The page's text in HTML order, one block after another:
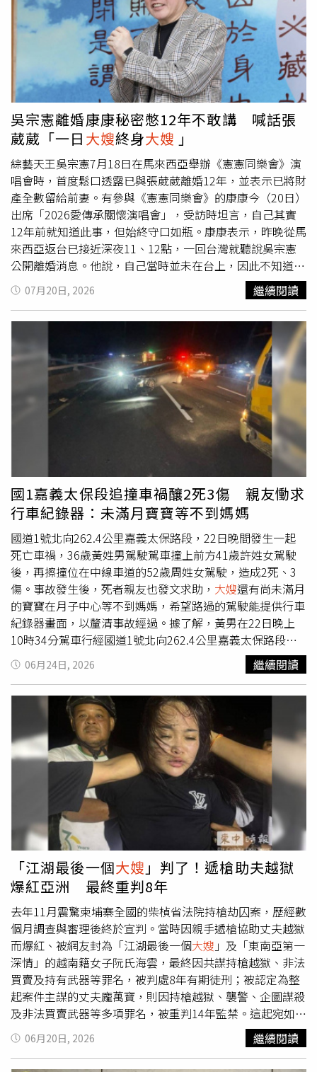
蹤，父母哥哥已不在人世，弟弟住國外聯絡不上，沒有其他
家人可以伸出援手，家長職責只能落在媽媽身上，才不得不
將監護權委託給王家舜。合議庭認為，張芳馨基於考量小孩
的最佳利益，想確認孩子在王家舜那邊過得好不好，是不是
待在一個適合安全成長的環境，社會局作為主管機關，有義
務照顧保護張芳馨的子女，也有責任協助張芳馨行使親權。
台北高等行政法院判准張芳馨調取子女的追蹤紀錄及評估報
告。（圖／侯世駿攝）北高行表示，既然張芳馨坐牢，不易
得知子女近況，社會局更應該幫她善盡媽媽的責任，張芳馨
申請複製本案文件具有正當理由，因此判決社會局提供社工
服務紀錄、評估報告、兒少事件通報表、家防中心調查記
錄、社工與教師談話記錄、社工探監討論子女事務的訪談紀
錄。新北市社會局回應，社工個案紀錄為社會局內部文件，
實務上不對外提供，惟法院判決後，社會局即依照法院判決
提供相關資料。張芳馨的委任律師證實，在判決確定後，新
北市社會局已依照判決提供文件了。
她到神明桌前面，假裝談事情實則動手殺人，先推倒葉秀
鳳，拿膠帶綑綁口鼻三到四十圈，再拿啞鈴猛敲數葉秀鳳頭
部數十下，後來發現葉秀鳳還沒斷氣再拖進浴室，將她的頭
部浸泡在臉盆內溺死。為了掩藏屍臭味，張芳馨買36包乾拌
水泥砂回家調水，分三天「施工」水泥塚，直到葉秀鳳的公
司老闆得知她沒上班也沒參加路跑活動，報警找到家裡，才
揭露這件水泥封屍案。一審宣判前5天，張芳馨跟葉秀鳳的
弟弟達成和解，須在15年內給付400萬元，新北地院以家暴
殺人罪量處無期徒刑，但後來張芳馨和解金一毛都沒付。案
件到了高等法院，張芳馨跟法官說，之前做月薪2萬4的清潔
工，現在又被關，無力支付400萬元。張芳馨為撤銷無期徒
刑，向法院主張應傳喚她小孩。（圖／AI示意圖）辯護律師
為求二審輕判，上訴主張葉秀鳳已死，張芳馨沒有再犯的可
能性；律師還搬出張芳馨的子女，如果繼續判媽媽無期徒
刑，無法早日回歸家庭及社會，即使有機會假釋，也會因為
是無期徒刑，小孩無從預測媽媽何時回家，應改判有期徒
刑。張芳馨律師團在訴訟策略中引用聯合國兒童權利公約。
（圖／報系資料照）高院仍判張芳馨無期徒刑，律師團上訴
最高法院時，訴訟主張再度提及張芳馨的孩子，既然二審認
同張芳馨是未成年子女的主要照顧者，依據聯合國兒童權利
公約，應考量未成年子女最佳利益，高院法官卻沒給張芳馨
小孩表達意見的機會，沒顧到她和子女的生活狀況，也沒提
及孩童權利的保護，因此二審判決違背兒童權利公約。最高
院合議庭認為，除非兒童是性侵、受虐等刑事案件被害者，
或者跟兒童監護教養有關的案件，才需要維護他們發表意見
的權利，如果是兒童的父母犯罪，不找孩子出庭陳述並不違
法，再審酌水泥封屍案的手法兇殘，最終在2019年駁回張
吳宗憲離婚康康秘密憋12年不敢講 喊話張
葳葳「一日 大嫂終身大嫂 」
綜藝天王吳宗憲7月18日在馬來西亞舉辦《憲憲同樂會》演
唱會時，首度鬆口透露已與張葳葳離婚12年，並表示已將財
產全數留給前妻。有參與《憲憲同樂會》的康康今（20日）
出席「2026愛傳承關懷演唱會」，受訪時坦言，自己其實
12年前就知道此事，但始終守口如瓶。康康表示，昨晚從馬
來西亞返台已接近深夜11、12點，一回台灣就聽說吳宗憲
公開離婚消息。他說，自己當時並未在台上，因此不知道吳
宗憲有提到離婚一事，後來才向坐在台下觀看演出的太太確
認。康康轉述，吳宗憲在台上提到，已將離婚贍養費、房產
等都留給前妻，「以美金計算，還有不知道幾坪的房子」，
並親口表示兩人早在12年前就已離婚。談到自己早已知情，
康康笑說：「對！他離婚那一天我就知道。」他回憶，當時
吳宗憲還特別對他說：「我只跟你一個人講。」但康康心
想：「不可能只跟我一個人講嘛，萬一真的只跟我一個人
講，我馬上講出去，不就變冤大頭？」因此12年來始終守口
如瓶。康康也打趣表示，這12年間早已習慣吳宗憲身邊發生
各種事情，「說真的也沒什麼，因為他結婚我都不知道了，
我怎麼會知道他離婚。」他還搞笑表示，吳宗憲結婚時自己
都還沒進演藝圈，「他說周杰倫結婚沒有發帖子給他，他也
沒有發帖子給周杰倫，所以事情演變就是一切都很正常。」
不過，相較於離婚消息，真正讓康康意外的，反而是吳宗憲
演出後缺席慶功宴。他透露，當時得知吳宗憲一直拉肚子、
身體不舒服，但仍硬撐完成長達兩個半小時的演唱會，「我
跟憲哥認識30年，他從來沒有因為身體不舒服缺席工作，所
以那時候我就有一種不祥的感覺，很怕又失去一位巨星」，
所幸如今只是身體不適，讓他鬆了一口氣。至於吳宗憲為何
選在馬來西亞演唱會公開離婚消息，康康坦言自己也不知
道，「而且怎麼會選擇在馬來西亞？他應該選擇在新節目的
時候來講」。康康認為，既然婚姻已走到盡頭，就彼此祝
福，也透露吳宗憲過去一直很自豪自己是演藝圈大哥中唯一
沒有離婚的人，「他的意思就是張菲、胡瓜、澎恰恰、許效
舜都離過婚」。至於未來若再見到張葳葳，康康表示仍會照
舊稱呼對方「大嫂」，笑說：「一日為大嫂
。」被問最近是否還有見到張葳葳，他則幽默回應：「很
久了，大概12年。」康康轉述，吳宗憲在台上提到，已將離
婚贍養費、房產等都留給前妻張葳葳。（圖／報系資料照）
07月20日, 2026 繼續閱讀
國1嘉義太保段追撞車禍釀2死3傷 親友慟求
行車紀錄器：未滿月寶寶等不到媽媽
國道1號北向262.4公里嘉義太保路段，22日晚間發生一起
死亡車禍，36歲黃姓男駕駛駕車撞上前方41歲許姓女駕駛
後，再擦撞位在中線車道的52歲周姓女駕駛，造成2死、3
傷。事故發生後，死者親友也發文求助， 大嫂還有尚未滿月
的寶寶在月子中心等不到媽媽，希望路過的駕駛能提供行車
紀錄器畫面，以釐清事故經過。據了解，黃男在22日晚上
10時34分駕車行經國道1號北向262.4公里嘉義太保路段內
側車道時，疑未注意車前狀況，追撞前方許女的轎車，導致
黃男的車頭嚴重變形，許女車輛受猛烈撞擊後瞬間失控，衝
向中線車道，擦撞周女駕駛的轎車，現場車殼零件四散。其
中，許女一家4口受重創，許女及副駕駛的乘客受傷，後座
31歲女子及66歲女子送醫後仍宣告不治。警方調查，3車駕
駛均無酒駕狀況，初步判斷黃男可能未注意前方車況，但詳
細車禍原因尚待進一步調查釐清。對此，死者親友在
Threads發文表示，很遺憾這起事故造成2位家人逝世，離
世的家人、也就是她的
，甚至還有尚未滿月的寶寶在月
子中心等不到媽媽，家屬至今也仍處於極大的悲痛與震驚
中。死者親友說到，為了釐清事故真相，他們目前極度仰賴
相關證據，警方雖已提供肇事者的紀錄器畫面，但受限於程
序與相關規定，他們無法順利取得完整檔案，因此懇請路過
的駕駛朋友，若在6月22日晚間10時左右，曾經過國道1號
嘉義北上262k路段，且行車紀錄器有拍到事故過程或相關
畫面，不論影像長短或角度，對釐清事故都有極大的幫助，
如果手上有相關影像，請聯繫他們，「感謝大家的協助，也
懇請廣大網友幫忙轉發分享，感激不盡。」
06月24日, 2026 繼續閱讀
「江湖最後一個大嫂 」判了！遞槍助夫越獄
爆紅亞洲 最終重判8年
去年11月震驚柬埔寨全國的柴楨省法院持槍劫囚案，歷經數
個月調查與審理後終於宣判。當時因親手遞槍協助丈夫越獄
而爆紅、被網友封為「江湖最後一個大嫂 」及「東南亞第一
深情」的越南籍女子阮氏海雲，最終因共謀持槍越獄、非法
買賣及持有武器等罪名，被判處8年有期徒刑；被認定為整
起案件主謀的丈夫龐萬寶，則因持槍越獄、襲警、企圖謀殺
及非法買賣武器等多項罪名，被重判14年監禁。這起宛如電
影情節般的劫囚事件，也正式畫下句點。監視器拍下龐萬寶
接槍後率眾逃離法院畫面，震驚柬埔寨社會。（圖／翻攝自
06月20日, 2026 繼續閱讀